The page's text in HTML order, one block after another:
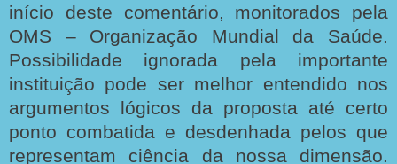
início deste comentário, monitorados pela
OMS – Organização Mundial da Saúde.
Possibilidade ignorada pela importante
instituição pode ser melhor entendido nos
argumentos lógicos da proposta até certo
ponto combatida e desdenhada pelos que
representam ciência da nossa dimensão.